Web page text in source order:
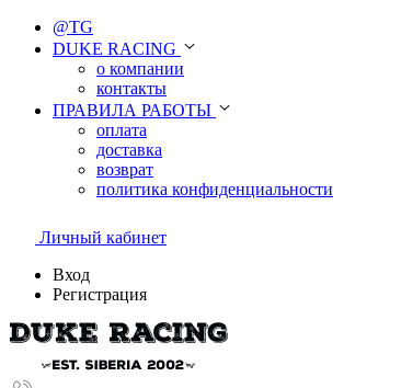
@TG
DUKE RACING
о компании
контакты
ПРАВИЛА РАБОТЫ
оплата
доставка
возврат
политика конфиденциальности
Личный кабинет
Вход
Регистрация